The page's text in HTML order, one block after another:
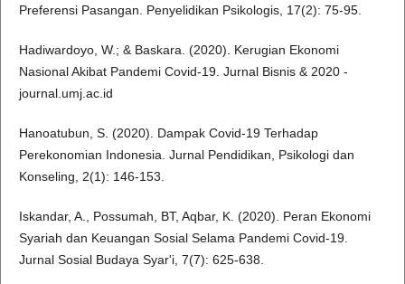
Preferensi Pasangan. Penyelidikan Psikologis, 17(2): 75-95.
Hadiwardoyo, W.; & Baskara. (2020). Kerugian Ekonomi
Nasional Akibat Pandemi Covid-19. Jurnal Bisnis & 2020 -
journal.umj.ac.id
Hanoatubun, S. (2020). Dampak Covid-19 Terhadap
Perekonomian Indonesia. Jurnal Pendidikan, Psikologi dan
Konseling, 2(1): 146-153.
Iskandar, A., Possumah, BT, Aqbar, K. (2020). Peran Ekonomi
Syariah dan Keuangan Sosial Selama Pandemi Covid-19.
Jurnal Sosial Budaya Syar'i, 7(7): 625-638.